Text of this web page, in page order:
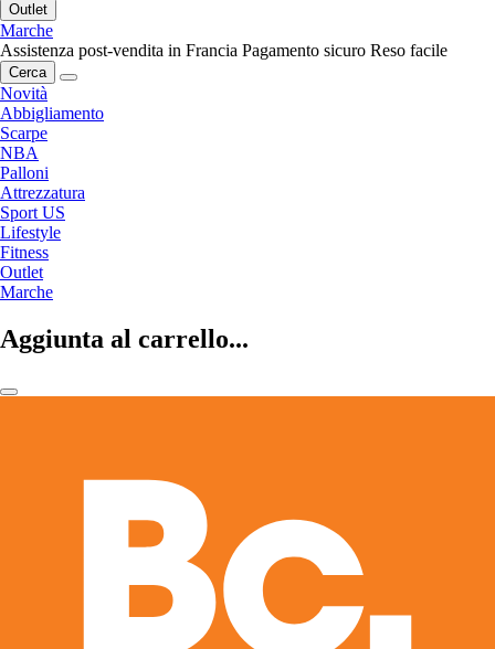
Outlet
Marche
Assistenza post-vendita in Francia Pagamento sicuro Reso facile
Cerca
Novità
Abbigliamento
Scarpe
NBA
Palloni
Attrezzatura
Sport US
Lifestyle
Fitness
Outlet
Marche
Aggiunta al carrello...